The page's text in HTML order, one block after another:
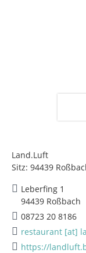
Land.Luft
Sitz: 94439
Leberfing 1
94439 Roßbach
08723 20 8186
restaurant [at]
https://